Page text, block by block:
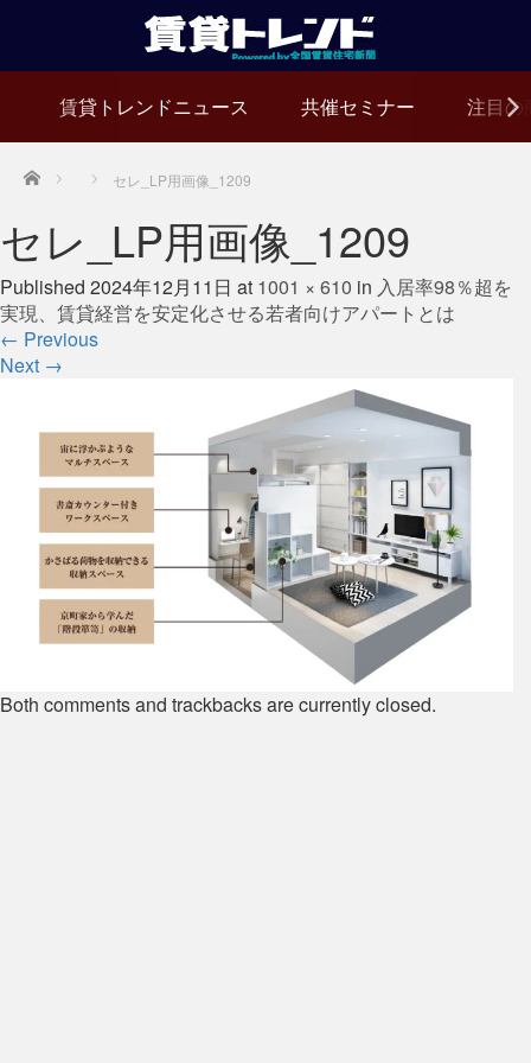
賃貸トレンドニュース 共催セミナー 注目の
Home セレ_LP用画像_1209
セレ_LP用画像_1209
Published 2024年12月11日 at 1001 × 610 in 入居率98％超を
実現、賃貸経営を安定化させる若者向けアパートとは
← Previous
Next →
Both comments and trackbacks are currently closed.